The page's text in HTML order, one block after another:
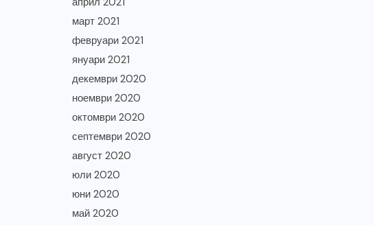
март 2021
февруари 2021
януари 2021
декември 2020
ноември 2020
октомври 2020
септември 2020
август 2020
юли 2020
юни 2020
май 2020